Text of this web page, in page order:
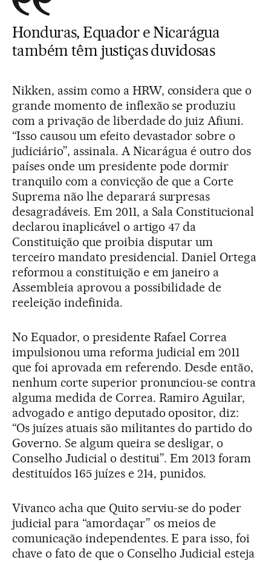
Honduras, Equador e Nicarágua
também têm justiças duvidosas
Nikken, assim como a HRW, considera que o
grande momento de inflexão se produziu
com a privação de liberdade do juiz Afiuni.
“Isso causou um efeito devastador sobre o
judiciário”, assinala. A Nicarágua é outro dos
países onde um presidente pode dormir
tranquilo com a convicção de que a Corte
Suprema não lhe deparará surpresas
desagradáveis. Em 2011, a Sala Constitucional
declarou inaplicável o artigo 47 da
Constituição que proibia disputar um
terceiro mandato presidencial. Daniel Ortega
reformou a constituição e em janeiro a
Assembleia aprovou a possibilidade de
reeleição indefinida.
No Equador, o presidente Rafael Correa
impulsionou uma reforma judicial em 2011
que foi aprovada em referendo. Desde então,
nenhum corte superior pronunciou-se contra
alguma medida de Correa. Ramiro Aguilar,
advogado e antigo deputado opositor, diz:
“Os juízes atuais são militantes do partido do
Governo. Se algum queira se desligar, o
Conselho Judicial o destitui”. Em 2013 foram
destituídos 165 juízes e 214, punidos.
Vivanco acha que Quito serviu-se do poder
judicial para “amordaçar” os meios de
comunicação independentes. E para isso, foi
chave o fato de que o Conselho Judicial esteja